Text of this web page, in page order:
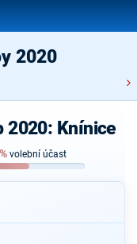
2020
2020: Knínice
volební účast